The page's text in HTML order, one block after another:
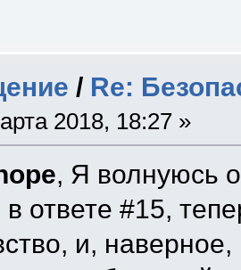
/ Re:
2018, 18:27 »
, Я волнуюсь
ответе #15,
и,